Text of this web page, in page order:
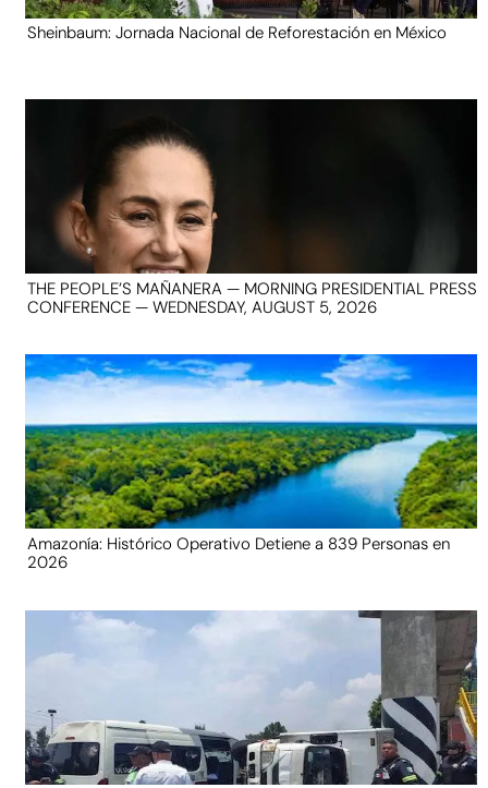
Sheinbaum: Jornada Nacional de Reforestación en México
THE PEOPLE’S MAÑANERA — MORNING PRESIDENTIAL PRESS
CONFERENCE — WEDNESDAY, AUGUST 5, 2026
Amazonía: Histórico Operativo Detiene a 839 Personas en
2026